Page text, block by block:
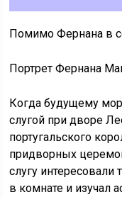
Помимо Фернана в
Портрет Фернана
Когда будущему
слугой при дворе
португальского
придворных
слугу интересовали
в комнате и изучал